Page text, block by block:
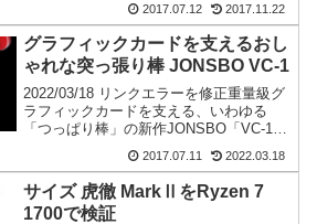
399ドルに値下がりしています。オキュラ
ス公式ア...
2017.07.12 2017.11.22
グラフィックカードを支えるおし
ゃれな突っ張り棒 JONSBO VC-1
2022/03/18 リンクエラーを修正重量級グ
ラフィックカードを支える、いわゆる
「つっぱり棒」の新作JONSBO「VC-1」
れていました。また製造元である
JONSBO SHENZHEN TECHNOL...
2017.07.11 2022.03.18
サイズ 虎徹 MarkⅡをRyzen 7
1700で検証